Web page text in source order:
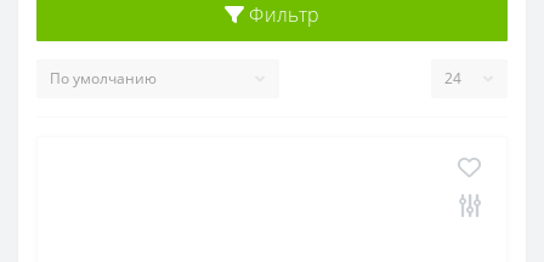
Фильтр